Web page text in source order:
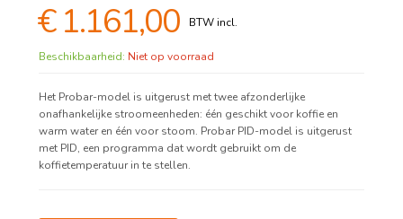
€ 1.161,00
Beschikbaarheid: Niet op voorraad
Het Probar-model is uitgerust met twee afzonderlijke
onafhankelijke stroomeenheden: één geschikt voor koffie en
warm water en één voor stoom. Probar PID-model is uitgerust
met PID, een programma dat wordt gebruikt om de
koffietemperatuur in te stellen.